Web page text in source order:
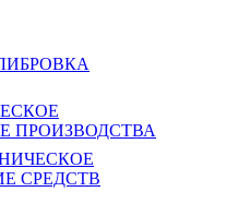
ПРОИЗВОДСТВА
СРЕДСТВ